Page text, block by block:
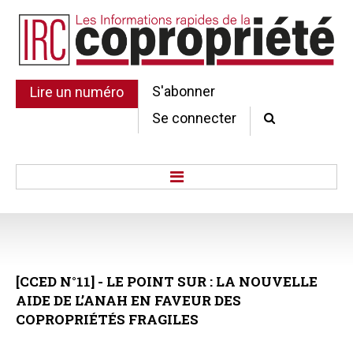
Lire un numéro
S'abonner
Se connecter
Au Parlement
Gestion et maintenance
Pratique de la copro.
[CCED N°11] - LE POINT SUR : LA NOUVELLE
AIDE DE L’ANAH EN FAVEURDES
COPROPRIÉTÉS FRAGILES